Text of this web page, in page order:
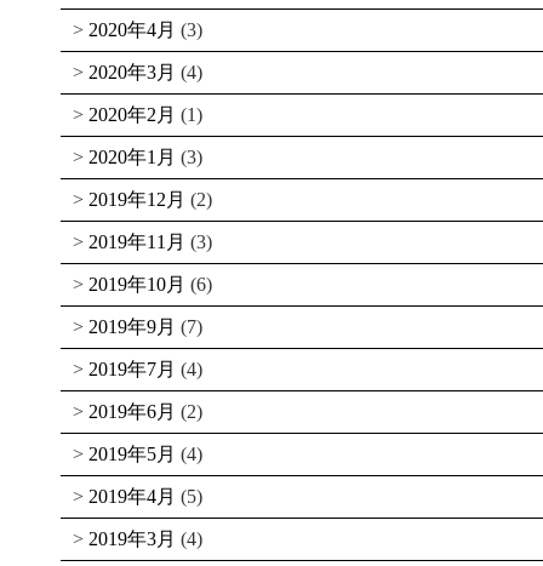
2020年4月 (3)
2020年3月 (4)
2020年2月 (1)
2020年1月 (3)
2019年12月 (2)
2019年11月 (3)
2019年10月 (6)
2019年9月 (7)
2019年7月 (4)
2019年6月 (2)
2019年5月 (4)
2019年4月 (5)
2019年3月 (4)